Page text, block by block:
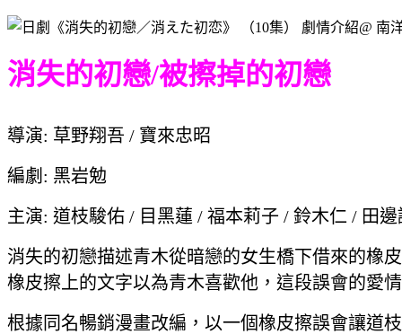
消失的初戀/被擦掉的初戀
導演: 草野翔吾 / 寶來忠昭
編劇: 黑岩勉
主演: 道枝駿佑 / 目黑蓮 / 福本莉子 / 鈴木仁 / 田
消失的初戀描述青木從暗戀的女生橋下借來的橡
橡皮擦上的文字以為青木喜歡他，這段誤會的愛
根據同名暢銷漫畫改編，以一個橡皮擦誤會讓道